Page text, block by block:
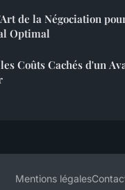
de la Négociation
Optimal
Coûts Cachés d'un
Mentions légales